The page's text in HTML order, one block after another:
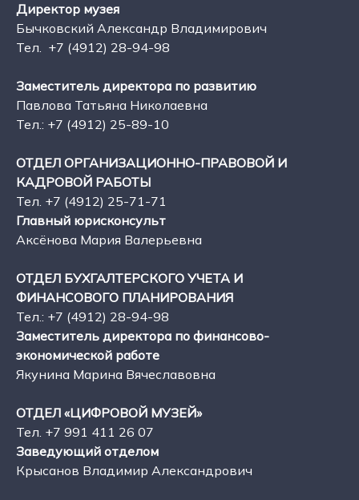
Директор музея
Бычковский Александр Владимирович
Тел. +7 (4912) 28-94-98
Заместитель директора по развитию
Павлова Татьяна Николаевна
Тел.: +7 (4912) 25-89-10
ОТДЕЛ ОРГАНИЗАЦИОННО-ПРАВОВОЙ И
КАДРОВОЙ РАБОТЫ
Тел. +7 (4912) 25-71-71
Главный юрисконсульт
Аксёнова Мария Валерьевна
ОТДЕЛ БУХГАЛТЕРСКОГО УЧЕТА И
ФИНАНСОВОГО ПЛАНИРОВАНИЯ
Тел.: +7 (4912) 28-94-98
Заместитель директора по финансово-
экономической работе
Якунина Марина Вячеславовна
ОТДЕЛ «ЦИФРОВОЙ МУЗЕЙ»
Тел. +7 991 411 26 07
Заведующий отделом
Крысанов Владимир Александрович